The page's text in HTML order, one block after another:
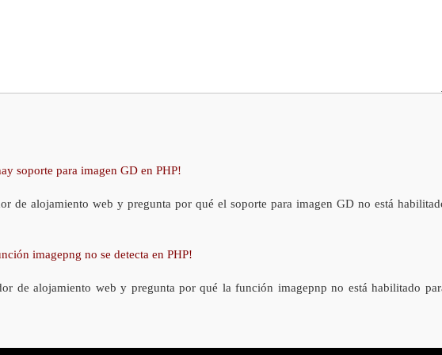
soporte para imagen GD en PHP!
de alojamiento web y pregunta por qué el soporte para imagen GD no está
imagepng no se detecta en PHP!
de alojamiento web y pregunta por qué la función imagepnp no está habilitado